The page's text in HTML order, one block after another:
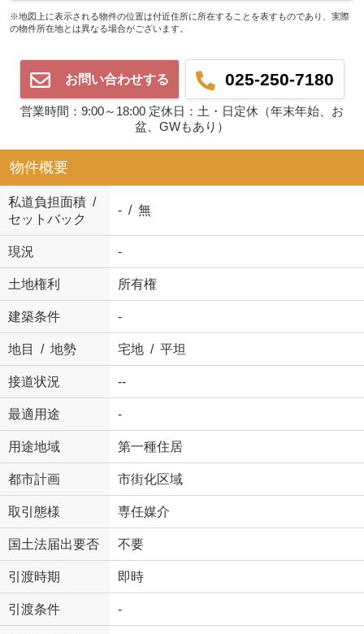
※地図上に表示される物件の位置は付近住所に所在することを表すものであり、実際
の物件所在地とは異なる場合がございます。
お問い合わせする 025-250-7180
営業時間：9:00～18:00 定休日：土・日定休（年末年始、お
盆、GWもあり）
物件概要
私道負担面積 /
セットバック
- / 無
現況 -
土地権利 所有権
建築条件 -
地目 / 地勢 宅地 / 平坦
接道状況 --
最適用途 -
用途地域 第一種住居
都市計画 市街化区域
取引態様 専任媒介
国土法届出要否 不要
引渡時期 即時
引渡条件 -